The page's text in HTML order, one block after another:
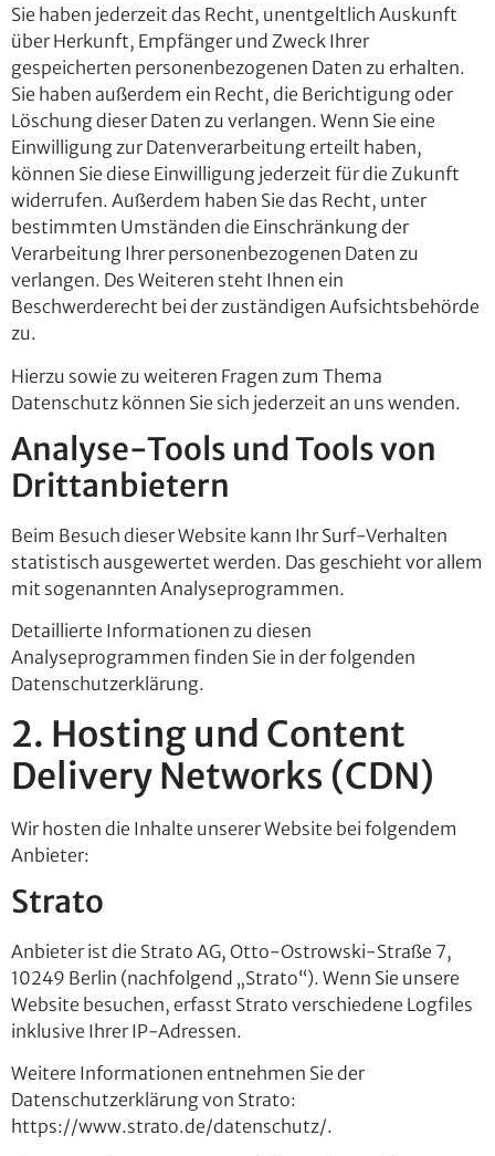
Sie haben jederzeit das Recht, unentgeltlich Auskunft
über Herkunft, Empfänger und Zweck Ihrer
gespeicherten personenbezogenen Daten zu erhalten.
Sie haben außerdem ein Recht, die Berichtigung oder
Löschung dieser Daten zu verlangen. Wenn Sie eine
Einwilligung zur Datenverarbeitung erteilt haben,
können Sie diese Einwilligung jederzeit für die Zukunft
widerrufen. Außerdem haben Sie das Recht, unter
bestimmten Umständen die Einschränkung der
Verarbeitung Ihrer personenbezogenen Daten zu
verlangen. Des Weiteren steht Ihnen ein
Beschwerderecht bei der zuständigen Aufsichtsbehörde
zu.
Hierzu sowie zu weiteren Fragen zum Thema
Datenschutz können Sie sich jederzeit an uns wenden.
Analyse-Tools und Tools von
Dritt­anbietern
Beim Besuch dieser Website kann Ihr Surf-Verhalten
statistisch ausgewertet werden. Das geschieht vor allem
mit sogenannten Analyseprogrammen.
Detaillierte Informationen zu diesen
Analyseprogrammen finden Sie in der folgenden
Datenschutzerklärung.
2. Hosting und Content
Delivery Networks (CDN)
Wir hosten die Inhalte unserer Website bei folgendem
Anbieter:
Strato
Anbieter ist die Strato AG, Otto-Ostrowski-Straße 7,
10249 Berlin (nachfolgend „Strato“). Wenn Sie unsere
Website besuchen, erfasst Strato verschiedene Logfiles
inklusive Ihrer IP-Adressen.
Weitere Informationen entnehmen Sie der
Datenschutzerklärung von Strato:
https://www.strato.de/datenschutz/.